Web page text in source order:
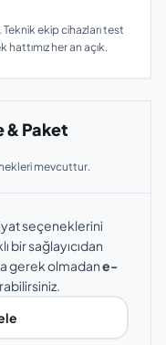
ekip cihazları test
hattımız her an açık.
& Paket
mevcuttur.
seçeneklerini
bir sağlayıcıdan
gerek olmadane-